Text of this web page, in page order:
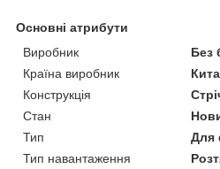
Основні атрибути
Виробник
Без
Країна виробник
Конструкція
Стан
Тип
Для
Тип навантаження